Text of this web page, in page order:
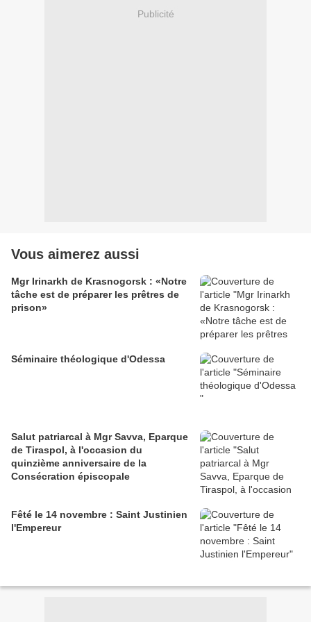
Publicité
Vous aimerez aussi
Mgr Irinarkh de Krasnogorsk : «Notre
tâche est de préparer les prêtres de
prison»
Séminaire théologique d'Odessa
Salut patriarcal à Mgr Savva, Eparque
de Tiraspol, à l'occasion du
quinzième anniversaire de la
Consécration épiscopale
Fêté le 14 novembre : Saint Justinien
l'Empereur